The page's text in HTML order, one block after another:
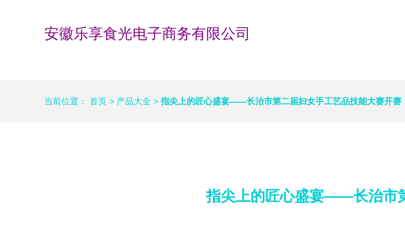
安徽乐享食光电子商务有限公司
当前位置： 首页 > 产品大全 > 指尖上的匠心盛宴——长治市第二届妇女手工艺品技能大赛开赛
指尖上的匠心盛宴——长治市